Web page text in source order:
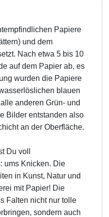
Papiere
und dem
Nach etwa 5 bis 10
auf dem Papier ab, es
wurden die Papiere
blauen
anderen Grün- und
Bilder entstanden also
an der Oberfläche.
Du voll
ums Knicken. Die
in Kunst, Natur und
mit Papier! Die
Falten nicht nur tolle
sondern auch